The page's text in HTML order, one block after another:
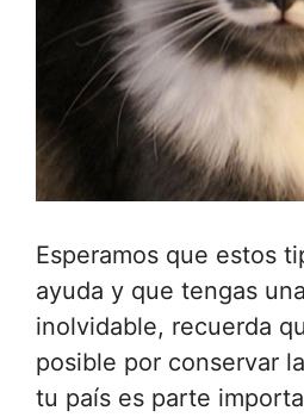
Esperamos que estos
ayuda y que tengas
inolvidable, recuerda
posible por conservar
tu país es parte